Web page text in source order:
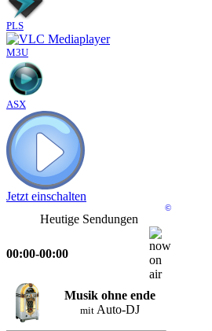
PLS
M3U
ASX
Jetzt einschalten
©
Heutige Sendungen
00:00-00:00
Musik ohne ende
mit Auto-DJ